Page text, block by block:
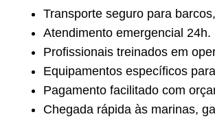
Transporte seguro para
Atendimento emergencial 24h.
Profissionais treinados em
Equipamentos específicos
Pagamento facilitado com
Chegada rápida às marinas,